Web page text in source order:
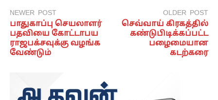
NEWER POST
பாதுகாப்பு செயலாளர்
பதவியை கோட்டாபய
ராஜபக்சவுக்கு வழங்க
வேண்டும்
OLDER POST
செவ்வாய் கிரகத்தில்
கண்டுபிடிக்கப்பட்ட
பழைமையான
கடற்கரை